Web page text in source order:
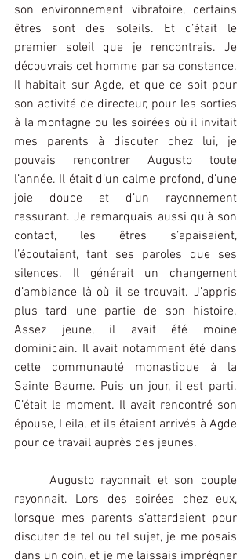
son environnement vibratoire, certains
êtres sont des soleils. Et c’était le
premier soleil que je rencontrais. Je
découvrais cet homme par sa constance.
Il habitait sur Agde, et que ce soit pour
son activité de directeur, pour les sorties
à la montagne ou les soirées où il invitait
mes parents à discuter chez lui, je
pouvais rencontrer Augusto toute
l’année. Il était d’un calme profond, d’une
joie douce et d’un rayonnement
rassurant. Je remarquais aussi qu’à son
contact, les êtres s’apaisaient,
l’écoutaient, tant ses paroles que ses
silences. Il générait un changement
d’ambiance là où il se trouvait. J’appris
plus tard une partie de son histoire.
Assez jeune, il avait été moine
dominicain. Il avait notamment été dans
cette communauté monastique à la
Sainte Baume. Puis un jour, il est parti.
C’était le moment. Il avait rencontré son
épouse, Leila, et ils étaient arrivés à Agde
pour ce travail auprès des jeunes.
Augusto rayonnait et son couple
rayonnait. Lors des soirées chez eux,
lorsque mes parents s’attardaient pour
discuter de tel ou tel sujet, je me posais
dans un coin, et je me laissais imprégner